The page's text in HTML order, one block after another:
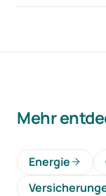
Mehr
Energie